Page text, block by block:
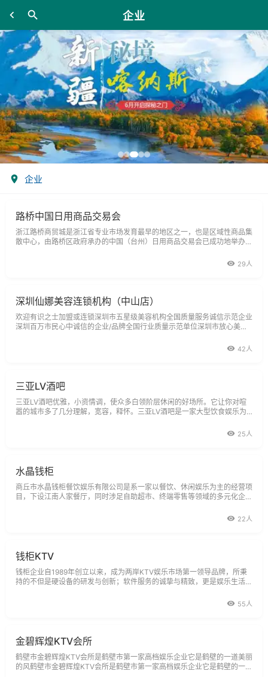
企业
企业
路桥中国日用商品交易会
浙江路桥商贸城是浙江省专业市场发育最早的地区之一，也是区域性商品集
散中心，由路桥区政府承办的中国（台州）日用商品交易会已成功地举办了
29人
深圳仙娜美容连锁机构（中山店）
欢迎有识之士加盟或连锁深圳市五星级美容机构全国质量服务诚信示范企业
深圳百万市民心中诚信的企业/品牌全国行业质量示范单位深圳市放心美容
42人
三亚LV酒吧
三亚LV酒吧优雅，小资情调，使众多白领阶层休闲的好场所。它让你对喧
嚣的城市多了几分理解，宽容，释怀。三亚LV酒吧是一家大型饮食娱乐为
25人
水晶钱柜
商丘市水晶钱柜餐饮娱乐有限公司是系一家以餐饮、休闲娱乐为主的经营项
目，下设江南人家餐厅，同时涉足自助超市、终端零售等领域的多元化企
22人
钱柜KTV
钱柜企业自1989年创立以来，成为两岸KTV娱乐市场第一领导品牌，所秉
持的不但是硬设备的研发与创新；软件服务的诚挚与精致，更是娱乐生活型
55人
金碧辉煌KTV会所
鹤壁市金碧辉煌KTV会所是鹤壁市第一家高档娱乐企业它是鹤壁的一道美丽
的风鹤壁市金碧辉煌KTV会所是鹤壁市第一家高档娱乐企业它是鹤壁的一道